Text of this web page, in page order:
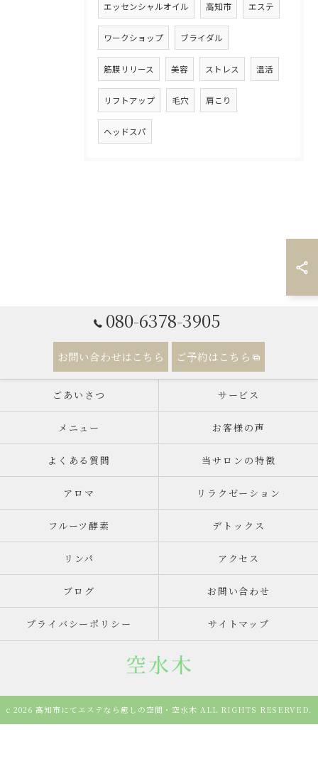
エッセンシャルオイル 高知市 エステ
ワークショップ ブライダル
筋膜リリース 美容 ストレス 温活
リフトアップ 毛穴 肩こり
ヘッドスパ
080-6378-3905
お問い合わせはこちら ご予約はこちら
ごあいさつ サービス
メニュー お客様の声
よくある質問 当サロンの特徴
アロマ リラクゼーション
フルーツ酵素 デトックス
リンパ アクセス
ブログ お問い合わせ
プライバシーポリシー サイトマップ
c 2026 高知市にてエステなら癒しの空間・空水木 ALL RIGHTS RESERVED.